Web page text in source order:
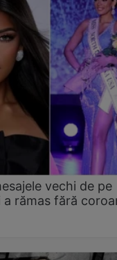
vechi de pe
rămas fără